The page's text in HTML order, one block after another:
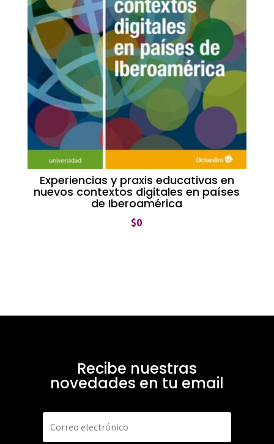
Experiencias y praxis educativas en
nuevos contextos digitales en países
de Iberoamérica
$0
Recibe nuestras
novedades en tu email